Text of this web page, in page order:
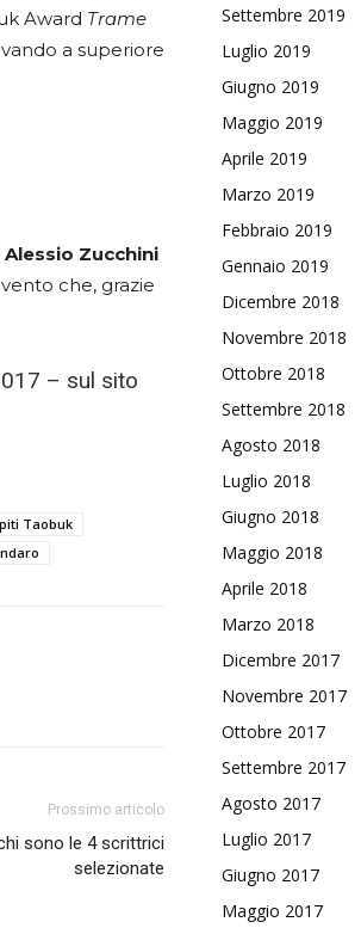
Award Trame
a superiore
Alessio Zucchini
che, grazie
– sul sito
Taobuk
Prossimo articolo
sono le 4 scrittrici
selezionate
Settembre 2019
Luglio 2019
Giugno 2019
Maggio 2019
Aprile 2019
Marzo 2019
Febbraio 2019
Gennaio 2019
Dicembre 2018
Novembre 2018
Ottobre 2018
Settembre 2018
Agosto 2018
Luglio 2018
Giugno 2018
Maggio 2018
Aprile 2018
Marzo 2018
Dicembre 2017
Novembre 2017
Ottobre 2017
Settembre 2017
Agosto 2017
Luglio 2017
Giugno 2017
Maggio 2017